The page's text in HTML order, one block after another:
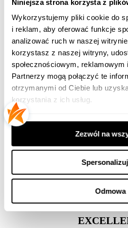
Niniejsza strona korzysta z
Wykorzystujemy pliki cookie do
i reklam, aby oferować funkcje
analizować ruch w naszej
korzystasz z naszej witryny,
społecznościowym, reklamowym
Partnerzy mogą połączyć te
otrzymanymi od Ciebie lub
korzystania z ich usług.
Zezwól na
Spersonalizuj
Odmowa
rzeczywistości dekoracja może
wizualizacji.
Opinie
Opinie o